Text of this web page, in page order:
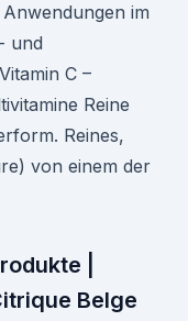
im
und
C –
Reine
Reines,
von einem der
|
Belge